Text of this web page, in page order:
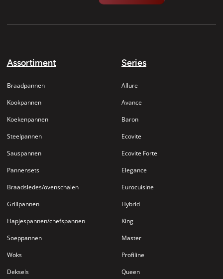
Assortiment
Braadpannen
Kookpannen
Koekenpannen
Steelpannen
Sauspannen
Pannensets
Braadsledes/ovenschalen
Grillpannen
Hapjespannen/chefspannen
Soeppannen
Woks
Deksels
Series
Allure
Avance
Baron
Ecovite
Ecovite Forte
Elegance
Eurocuisine
Hybrid
King
Master
Profiline
Queen